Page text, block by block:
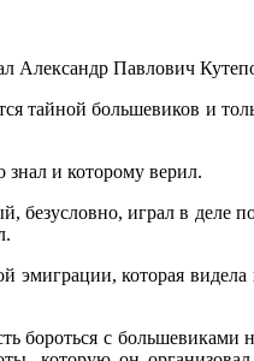
Александр Павлович
тайной большевиков и
и которому верил.
играл в деле
которая
с большевиками